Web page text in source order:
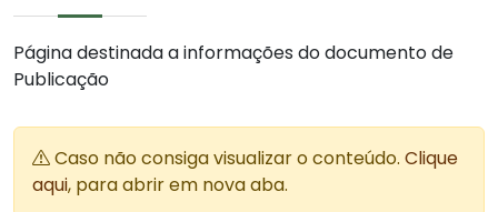
Página destinada a informações do documento de
Publicação
Caso não consiga visualizar o conteúdo. Clique
aqui, para abrir em nova aba.